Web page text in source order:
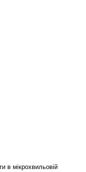
в мікрохвильовій